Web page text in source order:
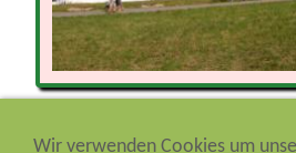
Wir verwenden Cookies um